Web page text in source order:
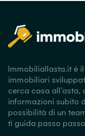
Immobiliallasta.it è
immobiliari
cerca casa all’asta,
informazioni subito
possibilità di un
ti guida passo passo